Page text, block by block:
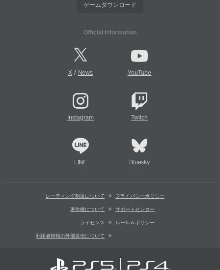
ゲームダウンロード
Official Information
X/ News YouTube
Instagram Twitch
LINE Bluesky
レーティング制度について プライバシーポリシー
著作権について サポートセンター
ライセンス ルール＆ポリシー
利用者情報の外部送信について